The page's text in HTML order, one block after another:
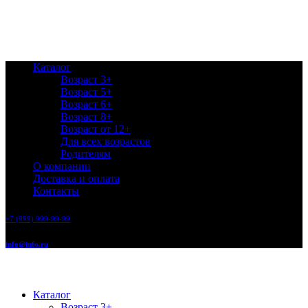
Каталог
Возраст 3+
Возраст 5+
Возраст 6+
Возраст 8+
Возраст от 12+
Для всех возрастов
Родителям
О компании
Доставка и оплата
Контакты
+7 (999) 999-99-99
info@info.ru
Каталог